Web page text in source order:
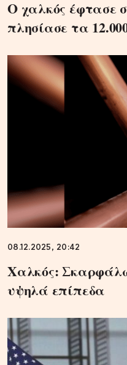
Ο χαλκός έφτασε
πλησίασε τα
08.12.2025, 20:42
Χαλκός:
υψηλά επίπεδα